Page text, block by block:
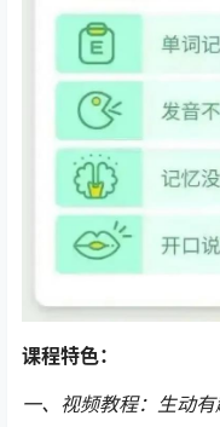
课程特色：
一、视频教程：生动